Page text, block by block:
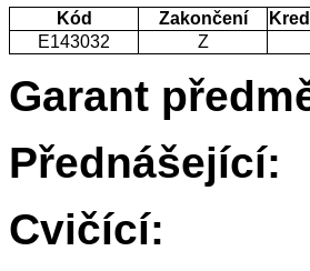
Kód Zakončení
E143032
Z
Garant
Přednášející:
Cvičící: